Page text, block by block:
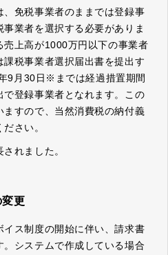
免税事業者のままでは登録事
業者を選択する必要がありま
売上高が1000万円以下の事業者
税事業者選択届出書を提出す
9月30日※までは経過措置期間
で登録事業者となれます。この
ますので、当然消費税の納付義
さい。
れました。
更
ス制度の開始に伴い、請求書
システムで作成している場合